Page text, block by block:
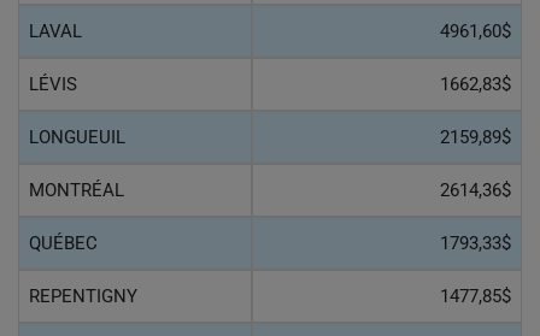
LAVAL 4961,60$
LÉVIS 1662,83$
LONGUEUIL 2159,89$
MONTRÉAL 2614,36$
QUÉBEC 1793,33$
REPENTIGNY 1477,85$